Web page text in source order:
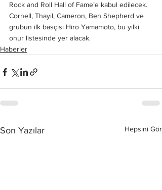
Rock and Roll Hall of Fame’e kabul edilecek.
Cornell, Thayil, Cameron, Ben Shepherd ve
grubun ilk basçısı Hiro Yamamoto, bu yılki
onur listesinde yer alacak.
Haberler
Son Yazılar Hepsini Gör